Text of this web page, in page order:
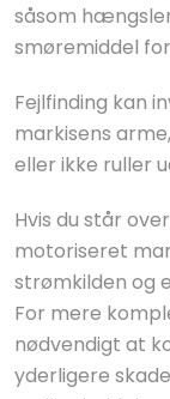
såsom
smøremiddel
Fejlfinding kan
markisens
eller ikke ruller
Hvis du står
motoriseret
strømkilden og
For mere
nødvendigt at
yderligere